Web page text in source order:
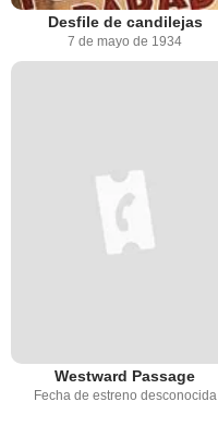
Desfile de candilejas
7 de mayo de 1934
Westward Passage
Fecha de estreno desconocida